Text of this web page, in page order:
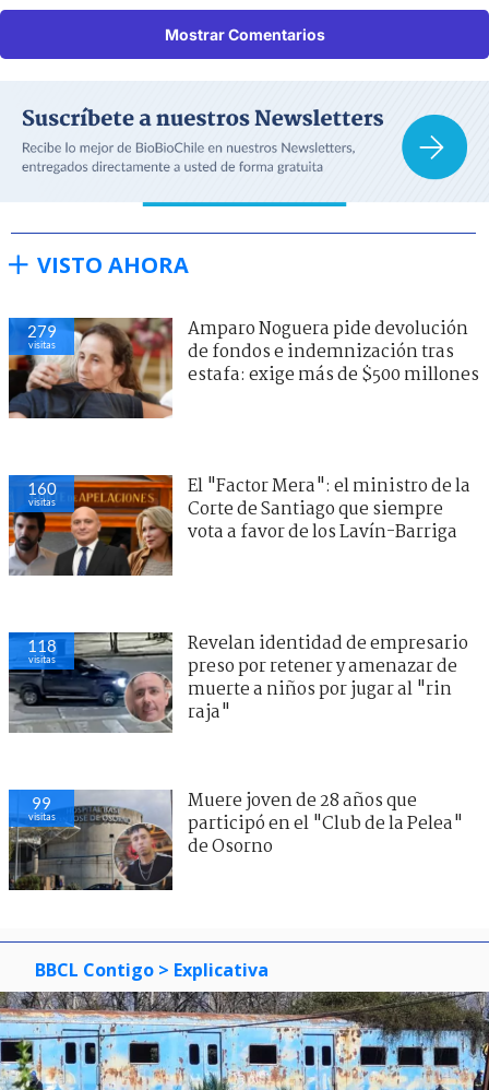
Mostrar Comentarios
VISTO AHORA
279
visitas
Amparo Noguera pide devolución
de fondos e indemnización tras
estafa: exige más de $500 millones
160
visitas
El "Factor Mera": el ministro de la
Corte de Santiago que siempre
vota a favor de los Lavín-Barriga
118
visitas
Revelan identidad de empresario
preso por retener y amenazar de
muerte a niños por jugar al "rin
raja"
99
visitas
Muere joven de 28 años que
participó en el "Club de la Pelea"
de Osorno
BBCL Contigo > Explicativa